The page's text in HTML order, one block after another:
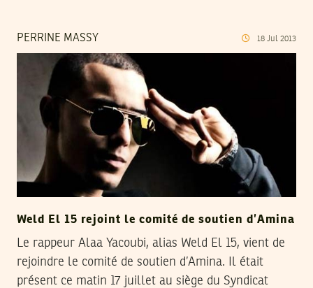
PERRINE MASSY 18 Jul 2013
Weld El 15 rejoint le comité de soutien d’Amina
Le rappeur Alaa Yacoubi, alias Weld El 15, vient de
rejoindre le comité de soutien d’Amina. Il était
présent ce matin 17 juillet au siège du Syndicat